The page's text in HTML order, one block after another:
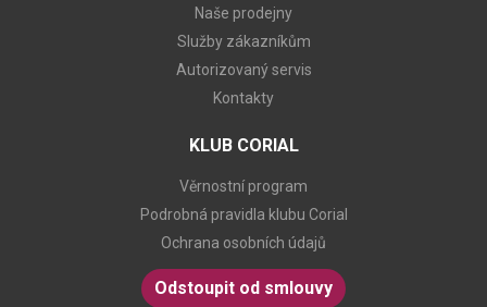
Naše prodejny
Služby zákazníkům
Autorizovaný servis
Kontakty
KLUB CORIAL
Věrnostní program
Podrobná pravidla klubu Corial
Ochrana osobních údajů
Odstoupit od smlouvy